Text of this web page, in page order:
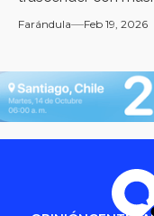
Farándula Feb 19, 2026